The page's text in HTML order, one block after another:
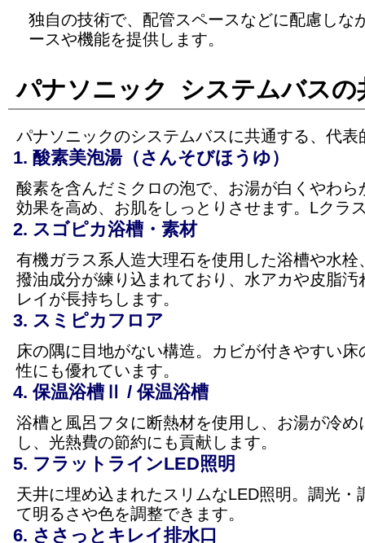
独自の技術で、配管スペースなどに配慮しな
ースや機能を提供します。
パナソニック システムバスの
パナソニックのシステムバスに共通する、代表
酸素美泡湯（さんそびほうゆ）
酸素を含んだミクロの泡で、お湯が白くやわ
効果を高め、お肌をしっとりさせます。Lクラ
スゴピカ浴槽・素材
有機ガラス系人造大理石を使用した浴槽や水
撥油成分が練り込まれており、水アカや皮脂
レイが長持ちします。
スミピカフロア
床の隅に目地がない構造。カビが付きやすい
性にも優れています。
保温浴槽Ⅱ / 保温浴槽
浴槽と風呂フタに断熱材を使用し、お湯が冷
し、光熱費の節約にも貢献します。
フラットラインLED照明
天井に埋め込まれたスリムなLED照明。調光
て明るさや色を調整できます。
ささっとキレイ排水口